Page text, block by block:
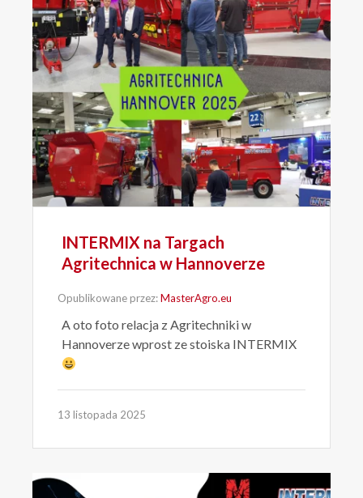
INTERMIX na Targach
Agritechnica w Hannoverze
Opublikowane przez:MasterAgro.eu
A oto foto relacja z Agritechniki w
Hannoverze wprost ze stoiska INTERMIX
13 listopada 2025